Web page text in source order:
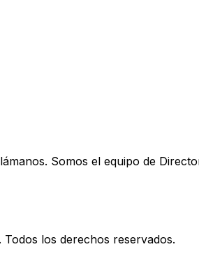
Somos el equipo de
los derechos reservados.